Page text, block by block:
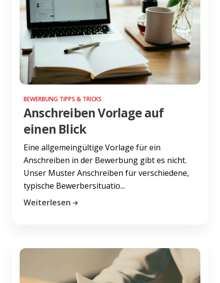
BEWERBUNG TIPPS & TRICKS
Anschreiben Vorlage auf
einen Blick
Eine allgemeingültige Vorlage für ein
Anschreiben in der Bewerbung gibt es nicht.
Unser Muster Anschreiben für verschiedene,
typische Bewerbersituatio...
Weiterlesen